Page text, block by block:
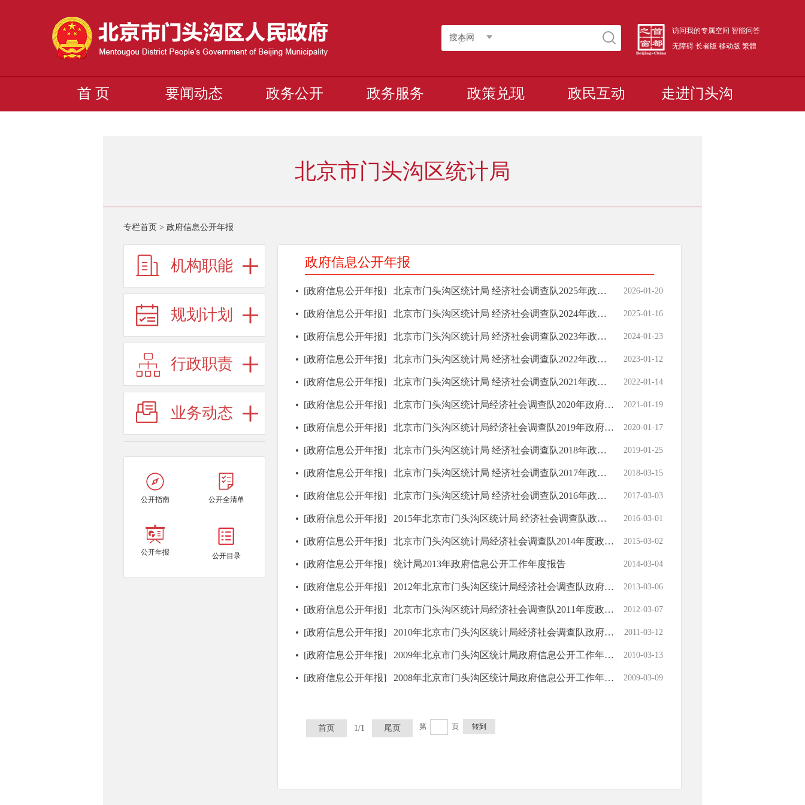
搜本网
访问我的专属空间 智能问答
无障碍 长者版 移动版 繁體
首 页 要闻动态 政务公开 政务服务 政策兑现 政民互动 走进门头沟
北京市门头沟区统计局
专栏首页 > 政府信息公开年报
机构职能
规划计划
行政职责
业务动态
公开指南 公开全清单
公开年报 公开目录
政府信息公开年报
[政府信息公开年报] 北京市门头沟区统计局 经济社会调查队2025年政府信息公开工作年度报告 2026-01-20
[政府信息公开年报] 北京市门头沟区统计局 经济社会调查队2024年政府信息公开工作年度报告 2025-01-16
[政府信息公开年报] 北京市门头沟区统计局 经济社会调查队2023年政府信息公开工作年度报告 2024-01-23
[政府信息公开年报] 北京市门头沟区统计局 经济社会调查队2022年政府信息公开工作年度报告 2023-01-12
[政府信息公开年报] 北京市门头沟区统计局 经济社会调查队2021年政府信息公开工作年度报告 2022-01-14
[政府信息公开年报] 北京市门头沟区统计局经济社会调查队2020年政府信息公开工作年度报告 2021-01-19
[政府信息公开年报] 北京市门头沟区统计局经济社会调查队2019年政府信息公开工作年度报告 2020-01-17
[政府信息公开年报] 北京市门头沟区统计局 经济社会调查队2018年政府信息公开工作年度报告 2019-01-25
[政府信息公开年报] 北京市门头沟区统计局 经济社会调查队2017年政府信息公开工作年度报告 2018-03-15
[政府信息公开年报] 北京市门头沟区统计局 经济社会调查队2016年政府信息公开工作年度报告 2017-03-03
[政府信息公开年报] 2015年北京市门头沟区统计局 经济社会调查队政府信息公开年度报告 2016-03-01
[政府信息公开年报] 北京市门头沟区统计局经济社会调查队2014年度政府信息公开年度报告 2015-03-02
[政府信息公开年报] 统计局2013年政府信息公开工作年度报告 2014-03-04
[政府信息公开年报] 2012年北京市门头沟区统计局经济社会调查队政府信息公开工作年度报告 2013-03-06
[政府信息公开年报] 北京市门头沟区统计局经济社会调查队2011年度政府信息公开年度报告 2012-03-07
[政府信息公开年报] 2010年北京市门头沟区统计局经济社会调查队政府信息公开工作年度报告 2011-03-12
[政府信息公开年报] 2009年北京市门头沟区统计局政府信息公开工作年度报告 2010-03-13
[政府信息公开年报] 2008年北京市门头沟区统计局政府信息公开工作年度报告 2009-03-09
首页 1/1 尾页 第 页 转到